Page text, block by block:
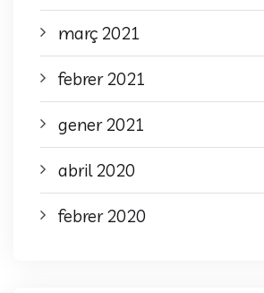
març 2021
febrer 2021
gener 2021
abril 2020
febrer 2020